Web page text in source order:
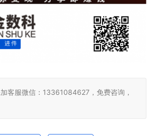
客服微信：13361084627，免费咨询，